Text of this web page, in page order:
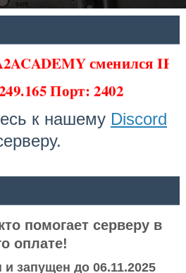
сменился IP
Порт: 2402
к нашему Discord
помогает серверу в
оплате!
запущен до 06.11.2025